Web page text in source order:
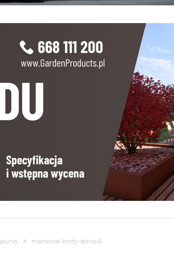
marsowe-korty-tenis-6